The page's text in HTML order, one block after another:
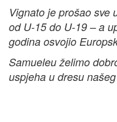
Vignato je prošao sve
od U-15 do U-19 – a
godina osvojio
Samueleu želimo
uspjeha u dresu